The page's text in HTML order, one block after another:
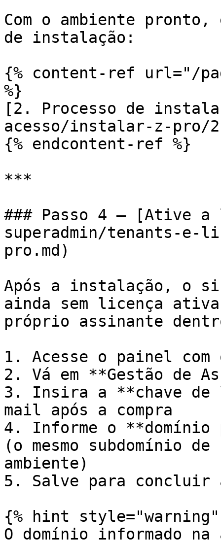
Com o ambiente pronto,
de instalação:
{% content-ref url="/
%}
[2. Processo de
acesso/instalar-z-pro/
{% endcontent-ref %}
***
### Passo 4 — [Ative
superadmin/tenants-e-
pro.md)
Após a instalação, o
ainda sem licença
próprio assinante
1. Acesse o painel
2. Vá em **Gestão de
3. Insira a **chave de
mail após a compra
4. Informe o
(o mesmo subdomínio
ambiente)
5. Salve para concluir
{% hint style="warning"
O domínio informado